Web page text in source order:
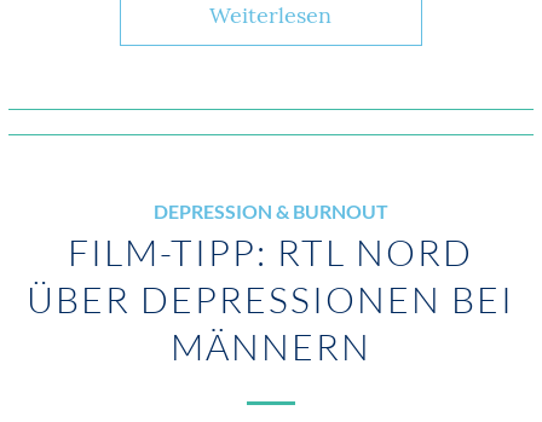
Weiterlesen
DEPRESSION & BURNOUT
FILM-TIPP: RTL NORD
ÜBER DEPRESSIONEN BEI
MÄNNERN